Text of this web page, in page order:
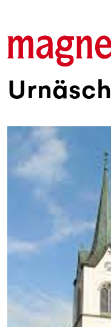
Urnäsch